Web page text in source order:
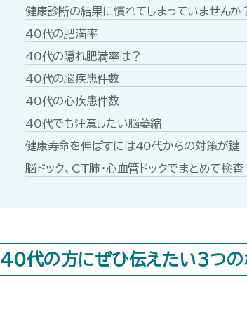
健康診断の結果に慣れてしまっていませんか
40代の肥満率
40代の隠れ肥満率は？
40代の脳疾患件数
40代の心疾患件数
40代でも注意したい脳萎縮
健康寿命を伸ばすには40代からの対策が鍵
脳ドック、CT肺・心血管ドックでまとめて検査
40代の方にぜひ伝えたい3つの